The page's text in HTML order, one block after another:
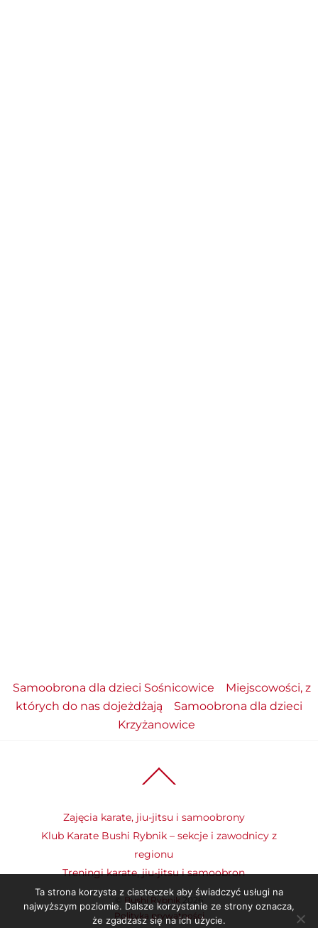
Samoobrona dla dzieci Sośnicowice
Miejscowości, z
których do nas dojeżdżają
Samoobrona dla dzieci
Krzyżanowice
To
Zajęcia karate, jiu-jitsu i samoobrony
Klub Karate Bushi Rybnik – sekcje i zawodnicy z
regionu
Treningi karate, jiu-jitsu i samoobron
Bushi Rybnik 2026
Polityka prywatności
Ta strona korzysta z ciasteczek aby świadczyć usługi na
najwyższym poziomie. Dalsze korzystanie ze strony oznacza,
że zgadzasz się na ich użycie.